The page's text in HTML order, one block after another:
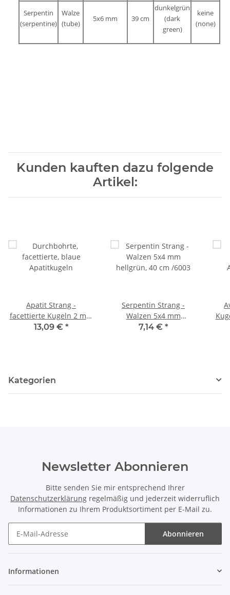
Serpentin
(serpentine)
Walze
(tube)
5x6 mm 39 cm
dunkelgrün
(dark
green)
keine
(none)
Kunden kauften dazu folgende
Artikel:
Apatit Strang -
facettierte Kugeln 2 mm
meerblau, Länge 39 cm
13,09 € *
Serpentin Strang -
Walzen 5x4 mm
hellgrün, 40 cm /6003
7,14 € *
Kategorien
Newsletter Abonnieren
Bitte senden Sie mir entsprechend Ihrer
Datenschutzerklärung regelmäßig und jederzeit widerruflich
Informationen zu Ihrem Produktsortiment per E-Mail zu.
Abonnieren
Informationen